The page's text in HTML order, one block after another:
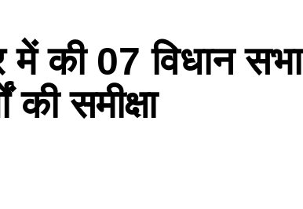
में की 07 विधान सभा
की समीक्षा